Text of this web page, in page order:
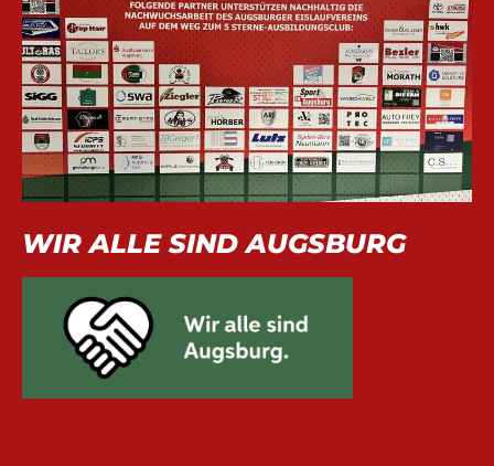
WIR ALLE SIND AUGSBURG